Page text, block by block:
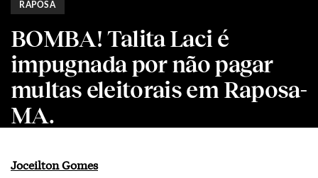
RAPOSA
BOMBA! Talita Laci é
impugnada por não pagar
multas eleitorais em Raposa-
MA.
Joceilton Gomes